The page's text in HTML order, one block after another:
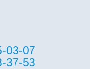
03-07
37-53